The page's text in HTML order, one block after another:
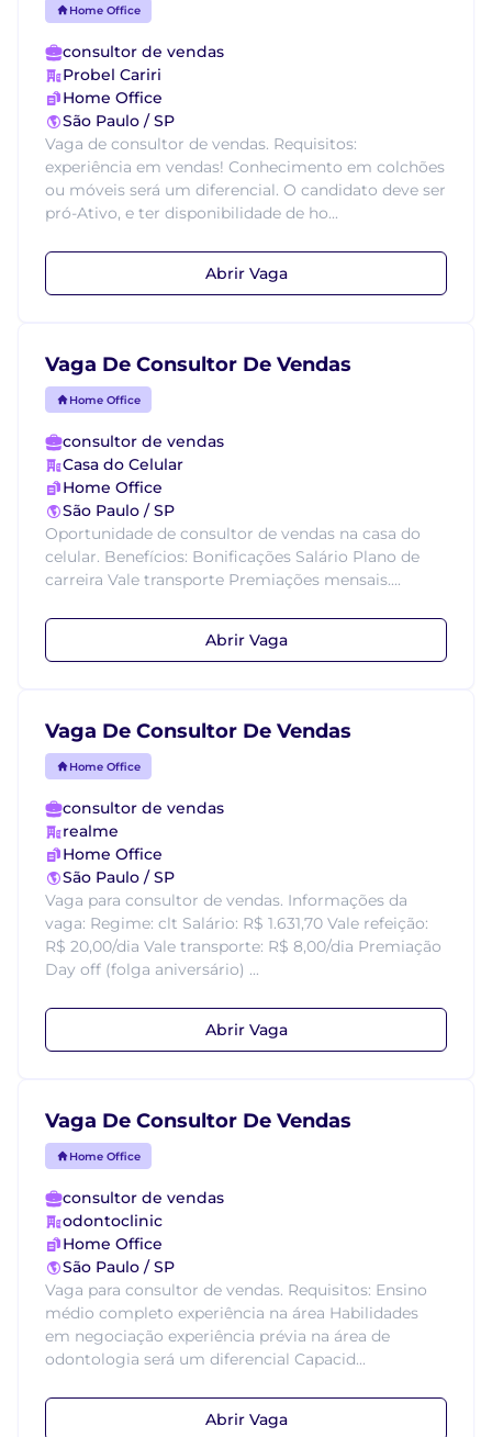
Home Office
consultor de vendas
Probel Cariri
Home Office
São Paulo / SP
Vaga de consultor de vendas. Requisitos:
experiência em vendas! Conhecimento em colchões
ou móveis será um diferencial. O candidato deve ser
pró-Ativo, e ter disponibilidade de ho...
Abrir Vaga
Vaga De Consultor De Vendas
Home Office
consultor de vendas
Casa do Celular
Home Office
São Paulo / SP
Oportunidade de consultor de vendas na casa do
celular. Benefícios: Bonificações Salário Plano de
carreira Vale transporte Premiações mensais....
Abrir Vaga
Vaga De Consultor De Vendas
Home Office
consultor de vendas
realme
Home Office
São Paulo / SP
Vaga para consultor de vendas. Informações da
vaga: Regime: clt Salário: R$ 1.631,70 Vale refeição:
R$ 20,00/dia Vale transporte: R$ 8,00/dia Premiação
Day off (folga aniversário) ...
Abrir Vaga
Vaga De Consultor De Vendas
Home Office
consultor de vendas
odontoclinic
Home Office
São Paulo / SP
Vaga para consultor de vendas. Requisitos: Ensino
médio completo experiência na área Habilidades
em negociação experiência prévia na área de
odontologia será um diferencial Capacid...
Abrir Vaga